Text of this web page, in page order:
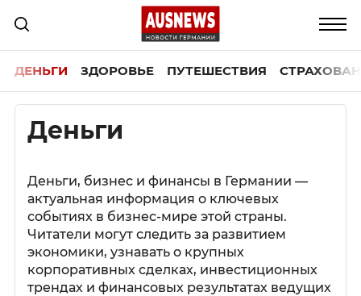
ДЕНЬГИ ЗДОРОВЬЕ ПУТЕШЕСТВИЯ
Деньги
Деньги, бизнес и финансы в Германии —
актуальная информация о ключевых
событиях в бизнес-мире этой страны.
Читатели могут следить за развитием
экономики, узнавать о крупных
корпоративных сделках, инвестиционных
трендах и финансовых результатах ведущих